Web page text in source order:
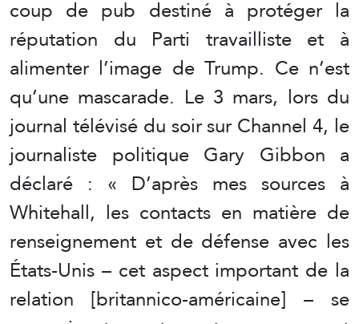
coup de pub destiné à protéger la
réputation du Parti travailliste et à
alimenter l’image de Trump. Ce n’est
qu’une mascarade. Le 3 mars, lors du
journal télévisé du soir sur Channel 4, le
journaliste politique Gary Gibbon a
déclaré : « D’après mes sources à
Whitehall, les contacts en matière de
renseignement et de défense avec les
États-Unis – cet aspect important de la
relation [britannico-américaine] – se